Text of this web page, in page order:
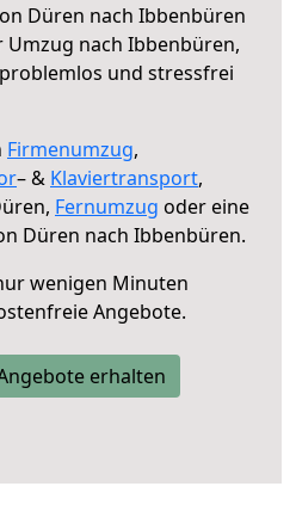
Düren nach Ibbenbüren
nach Ibbenbüren,
und stressfrei
Firmenumzug,
– & Klaviertransport,
Fernumzug oder eine
Düren nach Ibbenbüren.
wenigen Minuten
Angebote.
erhalten